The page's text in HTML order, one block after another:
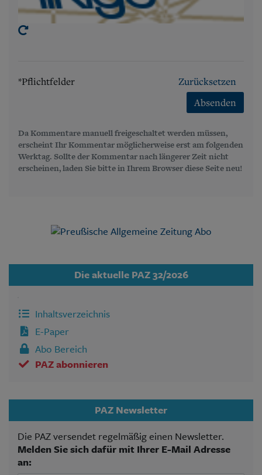
*Pflichtfelder
Zurücksetzen
Absenden
Da Kommentare manuell freigeschaltet werden müssen,
erscheint Ihr Kommentar möglicherweise erst am folgenden
Werktag. Sollte der Kommentar nach längerer Zeit nicht
erscheinen, laden Sie bitte in Ihrem Browser diese Seite neu!
Die aktuelle PAZ 32/2026
Inhaltsverzeichnis
E-Paper
Abo Bereich
PAZ abonnieren
PAZ Newsletter
Die PAZ versendet regelmäßig einen Newsletter.
Melden Sie sich dafür mit Ihrer E-Mail Adresse
an: